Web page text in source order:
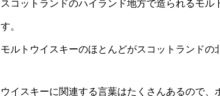
スコットランドのハイランド地方で造られるモ
す。
モルトウイスキーのほとんどがスコットランドの
ウイスキーに関連する言葉はたくさんあるので